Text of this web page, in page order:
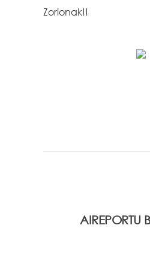
Zorionak!!
AIREPORTU